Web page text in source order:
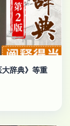
辞典》等重